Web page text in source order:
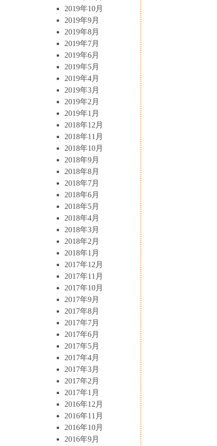
2019年10月
2019年9月
2019年8月
2019年7月
2019年6月
2019年5月
2019年4月
2019年3月
2019年2月
2019年1月
2018年12月
2018年11月
2018年10月
2018年9月
2018年8月
2018年7月
2018年6月
2018年5月
2018年4月
2018年3月
2018年2月
2018年1月
2017年12月
2017年11月
2017年10月
2017年9月
2017年8月
2017年7月
2017年6月
2017年5月
2017年4月
2017年3月
2017年2月
2017年1月
2016年12月
2016年11月
2016年10月
2016年9月